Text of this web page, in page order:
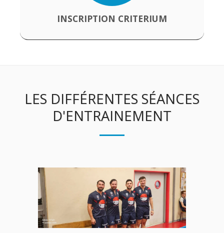
INSCRIPTION CRITERIUM
LES DIFFÉRENTES SÉANCES
D'ENTRAINEMENT